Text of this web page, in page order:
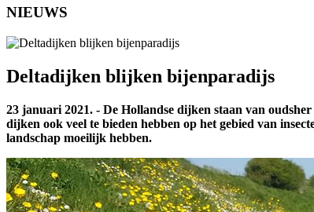
NIEUWS
Deltadijken blijken bijenparadijs
23 januari 2021. - De Hollandse dijken staan van
dijken ook veel te bieden hebben op het gebied van
landschap moeilijk hebben.